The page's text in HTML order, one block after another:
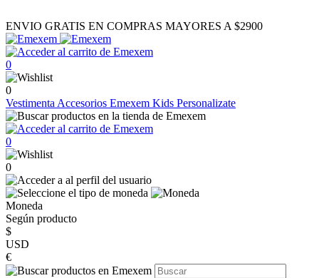
ENVIO GRATIS EN COMPRAS MAYORES A $2900
0
0
Vestimenta Accesorios Emexem Kids Personalizate
0
0
Moneda
Según producto
$
USD
€